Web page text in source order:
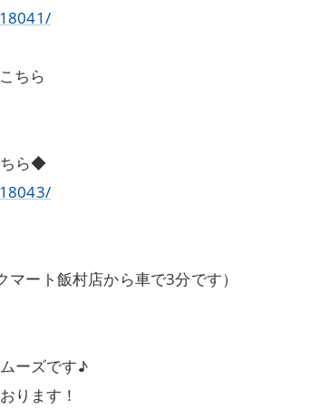
ちら
ちら◆
ート飯村店から車で3分です）
ーズです♪
ります！